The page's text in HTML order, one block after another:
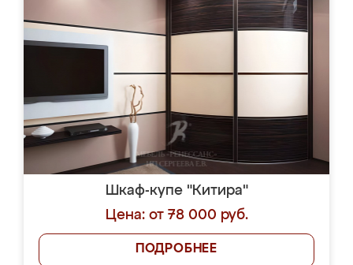
Шкаф-купе "Китира"
Цена: от 78 000 руб.
ПОДРОБНЕЕ